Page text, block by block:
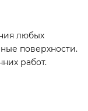
любых
поверхности.
работ.